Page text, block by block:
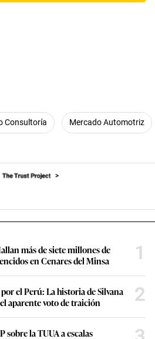
Consultoría Mercado Automotriz
más de siete millones de
en Cenares del Minsa
1
el Perú: La historia de Silvana
aparente voto de traición
2
sobre la TUUA a escalas